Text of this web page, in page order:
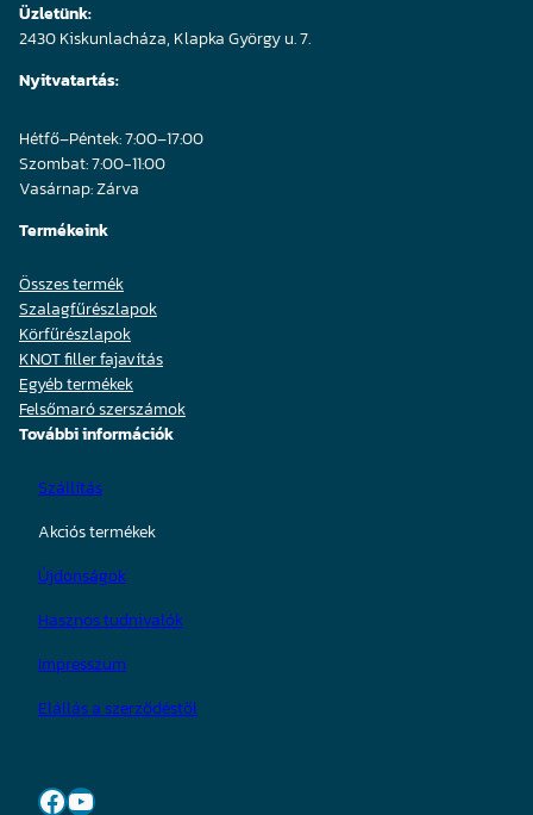
Üzletünk:
2430 Kiskunlacháza, Klapka György u. 7.
Nyitvatartás:
Hétfő–Péntek: 7:00–17:00
Szombat: 7:00-11:00
Vasárnap: Zárva
Termékeink
Összes termék
Szalagfűrészlapok
Körfűrészlapok
KNOT filler fajavítás
Egyéb termékek
Felsőmaró szerszámok
További információk
Szállítás
Akciós termékek
Újdonságok
Hasznos tudnivalók
Impresszum
Elállás a szerződéstől
Facebook YouTube